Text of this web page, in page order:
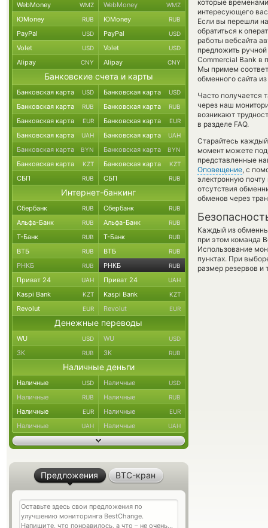
которые
интересующего
Если вы перешли
обратиться к
работы вебсайта
предложить
Commercial Bank в
Мы примем
обменного сайта
Часто получается
через наш
возникают
в разделе FAQ.
Старайтесь
момент можете
представленные
Оповещение, с
электронную почту
отсутствия
обменов через
Каждый из
при этом команда
Использование
пунктах. При
размер резервов и
WebMoney WMZ WebMoney WMZ
ЮMoney RUB ЮMoney RUB
PayPal USD PayPal USD
Volet USD Volet USD
Alipay CNY Alipay CNY
Банковские счета и карты
Банковская карта USD Банковская карта USD
Банковская карта RUB Банковская карта RUB
Банковская карта EUR Банковская карта EUR
Банковская карта UAH Банковская карта UAH
Банковская карта BYN Банковская карта BYN
Банковская карта KZT Банковская карта KZT
СБП RUB СБП RUB
Интернет-банкинг
Сбербанк RUB Сбербанк RUB
Альфа-Банк RUB Альфа-Банк RUB
Т-Банк RUB Т-Банк RUB
ВТБ RUB ВТБ RUB
РНКБ RUB РНКБ RUB
Приват 24 UAH Приват 24 UAH
Kaspi Bank KZT Kaspi Bank KZT
Revolut EUR Revolut EUR
Денежные переводы
WU USD WU USD
ЗК RUB ЗК RUB
Наличные деньги
Наличные USD Наличные USD
Наличные RUB Наличные RUB
Наличные EUR Наличные EUR
Наличные UAH Наличные UAH
Предложения BTC-кран